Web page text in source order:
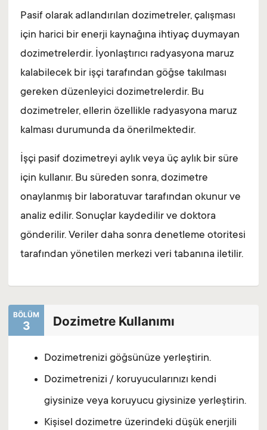
Pasif olarak adlandırılan dozimetreler, çalışması
için harici bir enerji kaynağına ihtiyaç duymayan
dozimetrelerdir. İyonlaştırıcı radyasyona maruz
kalabilecek bir işçi tarafından göğse takılması
gereken düzenleyici dozimetrelerdir. Bu
dozimetreler, ellerin özellikle radyasyona maruz
kalması durumunda da önerilmektedir.
İşçi pasif dozimetreyi aylık veya üç aylık bir süre
için kullanır. Bu süreden sonra, dozimetre
onaylanmış bir laboratuvar tarafından okunur ve
analiz edilir. Sonuçlar kaydedilir ve doktora
gönderilir. Veriler daha sonra denetleme otoritesi
tarafından yönetilen merkezi veri tabanına iletilir.
BÖLÜM
3 Dozimetre Kullanımı
Dozimetrenizi göğsünüze yerleştirin.
Dozimetrenizi / koruyucularınızı kendi
giysinize veya koruyucu giysinize yerleştirin.
Kişisel dozimetre üzerindeki düşük enerjili